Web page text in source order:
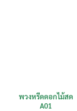
พวงหรีดดอกไม้สด
A01